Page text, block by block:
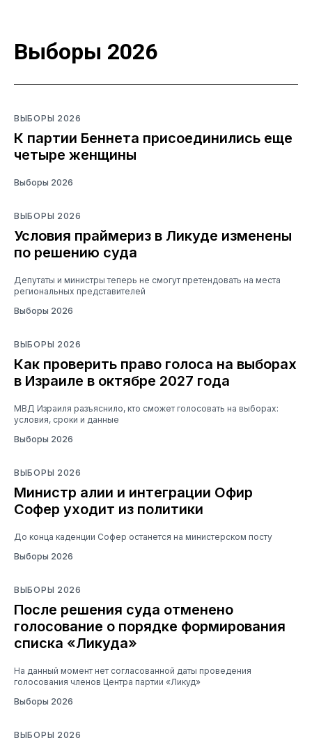
Выборы 2026
ВЫБОРЫ 2026
К партии Беннета присоединились еще
четыре женщины
Выборы 2026
ВЫБОРЫ 2026
Условия праймериз в Ликуде изменены
по решению суда
Депутаты и министры теперь не смогут претендовать на места
региональных представителей
Выборы 2026
ВЫБОРЫ 2026
Как проверить право голоса на выборах
в Израиле в октябре 2027 года
МВД Израиля разъяснило, кто сможет голосовать на выборах:
условия, сроки и данные
Выборы 2026
ВЫБОРЫ 2026
Министр алии и интеграции Офир
Софер уходит из политики
До конца каденции Софер останется на министерском посту
Выборы 2026
ВЫБОРЫ 2026
После решения суда отменено
голосование о порядке формирования
списка «Ликуда»
На данный момент нет согласованной даты проведения
голосования членов Центра партии «Ликуд»
Выборы 2026
ВЫБОРЫ 2026